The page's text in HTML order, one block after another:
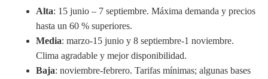
Alta: 15 junio – 7 septiembre. Máxima demanda y precios
hasta un 60 % superiores.
Media: marzo-15 junio y 8 septiembre-1 noviembre.
Clima agradable y mejor disponibilidad.
Baja: noviembre-febrero. Tarifas mínimas; algunas bases